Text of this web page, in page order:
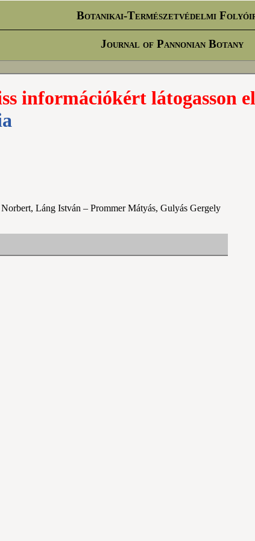
Botanikai-Természetvédelmi
Journal of Pannonian Botany
információkért látogasson
Láng István – Prommer Mátyás, Gulyás Gergely